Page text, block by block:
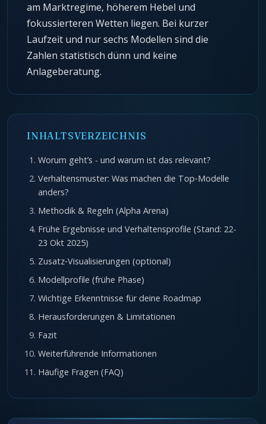
am Marktregime, höherem Hebel und
fokussierteren Wetten liegen. Bei kurzer
Laufzeit und nur sechs Modellen sind die
Zahlen statistisch dünn und keine
Anlageberatung.
INHALTSVERZEICHNIS
Worum geht’s - und warum ist das relevant?
Verhaltensmuster: Was machen die Top‑Modelle
anders?
Methodik & Regeln (Alpha Arena)
Frühe Ergebnisse und Verhaltensprofile (Stand: 22-
23 Okt 2025)
Zusatz‑Visualisierungen (optional)
Modellprofile (frühe Phase)
Wichtige Erkenntnisse für deine Roadmap
Herausforderungen & Limitationen
Fazit
Weiterführende Informationen
Häufige Fragen (FAQ)